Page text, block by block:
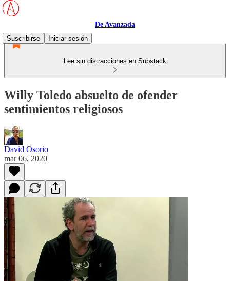
De Avanzada
Suscribirse
Iniciar sesión
Lee sin distracciones en Substack
Willy Toledo absuelto de ofender
sentimientos religiosos
David Osorio
mar 06, 2020